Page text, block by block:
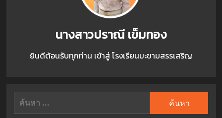
นางสาวปราณี เข็มทอง
ยินดีต้อนรับทุกท่าน เข้าสู่ โรงเรียนมะขามสรรเสริญ
ค้นหา
สำหรับ: